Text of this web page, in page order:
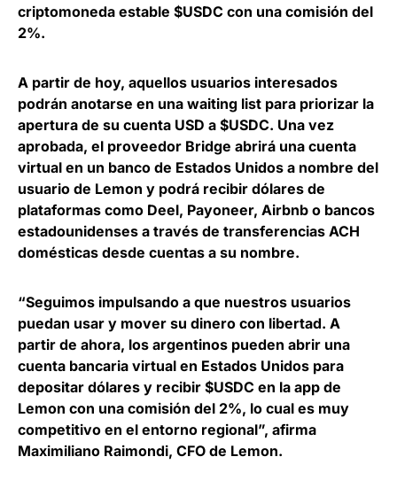
criptomoneda estable $USDC con una comisión del
2%.
A partir de hoy, aquellos usuarios interesados
podrán anotarse en una waiting list para priorizar la
apertura de su cuenta USD a $USDC. Una vez
aprobada, el proveedor Bridge abrirá una cuenta
virtual en un banco de Estados Unidos a nombre del
usuario de Lemon y podrá recibir dólares de
plataformas como Deel, Payoneer, Airbnb o bancos
estadounidenses a través de transferencias ACH
domésticas desde cuentas a su nombre.
“Seguimos impulsando a que nuestros usuarios
puedan usar y mover su dinero con libertad. A
partir de ahora, los argentinos pueden abrir una
cuenta bancaria virtual en Estados Unidos para
depositar dólares y recibir $USDC en la app de
Lemon con una comisión del 2%, lo cual es muy
competitivo en el entorno regional”, afirma
Maximiliano Raimondi, CFO de Lemon.